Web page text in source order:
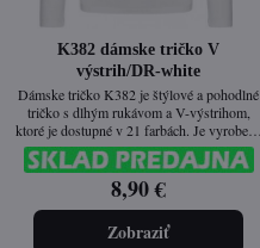
K382 dámske tričko V
výstrih/DR-white
Dámske tričko K382 je štýlové a pohodlné
tričko s dlhým rukávom a V-výstrihom,
ktoré je dostupné v 21 farbách. Je vyrobené
zo 100 % česanej bavlny prané enzýmami,
čo zabezpečuje mimoriadnu mäkkosť a
hladký povrch vhodný na potlač a výšivku.
Vypasovaný strih a kvalitné spracovanie z
neho robia ideálny kúsok na každodenné
nosenie aj pracovné využitie.
8,90 €
Zobraziť